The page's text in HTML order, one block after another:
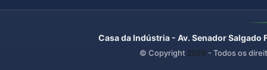
Casa da Indústria - Av. Senador
© Copyright 2026 - Todos os